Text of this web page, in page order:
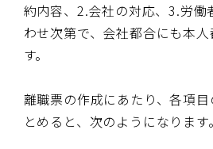
約内容、2.会社の対応、3.労働
わせ次第で、会社都合にも本
す。
離職票の作成にあたり、各項
とめると、次のようになります。